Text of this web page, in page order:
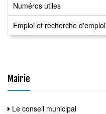
Numéros utiles
Emploi et recherche d'emploi
Mairie
Le conseil municipal